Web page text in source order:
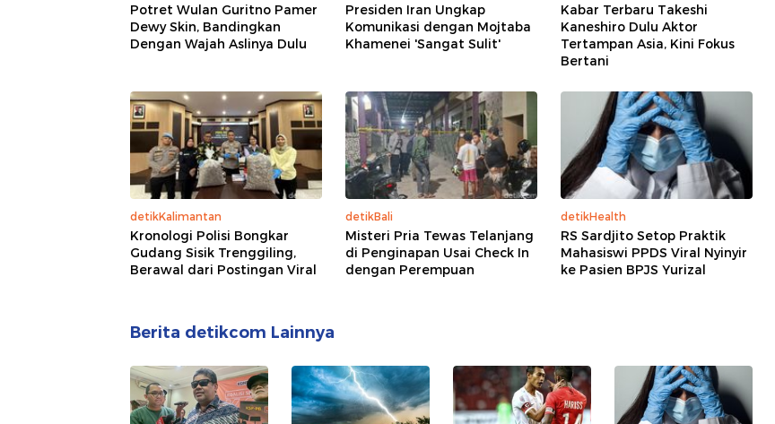
Potret Wulan Guritno Pamer
Dewy Skin, Bandingkan
Dengan Wajah Aslinya Dulu
Presiden Iran Ungkap
Komunikasi dengan Mojtaba
Khamenei 'Sangat Sulit'
Kabar Terbaru Takeshi
Kaneshiro Dulu Aktor
Tertampan Asia, Kini Fokus
Bertani
detikKalimantan
Kronologi Polisi Bongkar
Gudang Sisik Trenggiling,
Berawal dari Postingan Viral
detikBali
Misteri Pria Tewas Telanjang
di Penginapan Usai Check In
dengan Perempuan
detikHealth
RS Sardjito Setop Praktik
Mahasiswi PPDS Viral Nyinyir
ke Pasien BPJS Yurizal
Berita detikcom Lainnya